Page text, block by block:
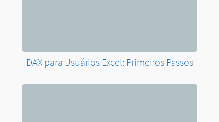
DAX para Usuários Excel: Primeiros Passos